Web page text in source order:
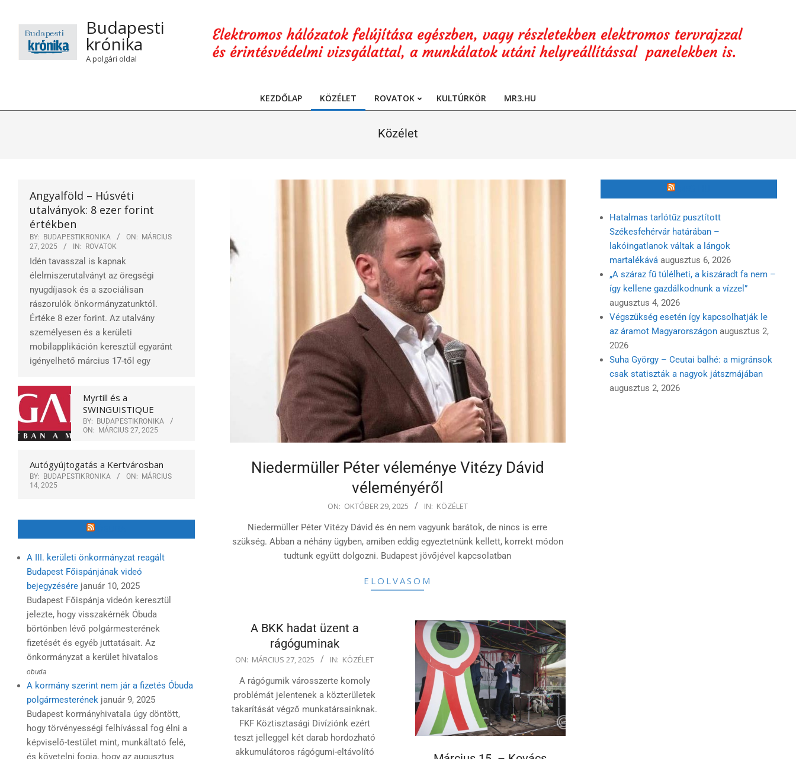
content
Budapesti
krónika
A polgári oldal
Primary
Menu
KEZDŐLAP KÖZÉLET ROVATOK KULTÚRKÖR MR3.HU
Közélet
Niedermüller Péter véleménye Vitézy Dávid
véleményéről
ON: OKTÓBER 29, 2025 IN: KÖZÉLET
Niedermüller Péter Vitézy Dávid és én nem vagyunk barátok, de nincs is erre
szükség. Abban a néhány ügyben, amiben eddig egyeztetnünk kellett, korrekt módon
tudtunk együtt dolgozni. Budapest jövőjével kapcsolatban
ELOLVASOM
A BKK hadat üzent a
rágóguminak
2025-
27
ON: MÁRCIUS 27, 2025 IN: KÖZÉLET
A rágógumik városszerte komoly
problémát jelentenek a közterületek
takarítását végző munkatársainknak.
FKF Köztisztasági Divíziónk ezért
teszt jelleggel két darab hordozható
akkumulátoros rágógumi-eltávolító
Angyalföld – Húsvéti
utalványok: 8 ezer forint
értékben
BY: BUDAPESTIKRONIKA ON:
MÁRCIUS
27, 2025
IN: ROVATOK
Idén tavasszal is kapnak
élelmiszerutalványt az öregségi
nyugdíjasok és a szociálisan
rászorulók önkormányzatunktól.
Értéke 8 ezer forint. Az utalvány
személyesen és a kerületi
mobilapplikáción keresztül egyaránt
igényelhető március 17-től egy
Myrtill és a
SWINGUISTIQUE
BY:
BUDAPESTIKRONIKA
ON:
MÁRCIUS 27, 2025
Autógyújtogatás a Kertvárosban
BY: BUDAPESTIKRONIKA ON:
MÁRCIUS
14, 2025
A III. kerületi önkormányzat reagált
Budapest Főispánjának videó
bejegyzésére január 10, 2025
Budapest Főispánja videón keresztül
jelezte, hogy visszakérnék Óbuda
börtönben lévő polgármesterének
fizetését és egyéb juttatásait. Az
önkormányzat a kerület hivatalos
obuda
A kormány szerint nem jár a fizetés Óbuda
polgármesterének január 9, 2025
Budapest kormányhivatala úgy döntött,
hogy törvényességi felhívással fog élni a
képviselő-testület mint, munkáltató felé,
és követelni fogja, hogy az augusztus
Hatalmas tarlótűz pusztított
Székesfehérvár határában –
lakóingatlanok váltak a lángok
martalékává augusztus 6, 2026
„A száraz fű túlélheti, a kiszáradt fa nem –
így kellene gazdálkodnunk a vízzel”
augusztus 4, 2026
Végszükség esetén így kapcsolhatják le
az áramot Magyarországon augusztus 2,
2026
Suha György – Ceutai balhé: a migránsok
csak statiszták a nagyok játszmájában
augusztus 2, 2026